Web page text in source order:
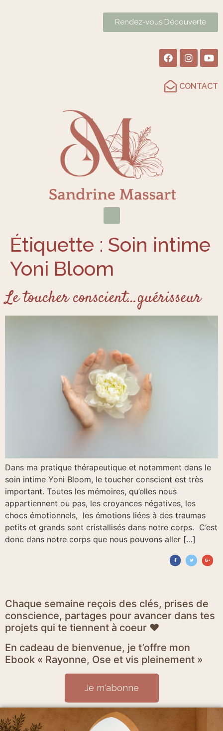
Rendez-vous Découverte
CONTACT
Étiquette : Soin intime
Yoni Bloom
Le toucher conscient…guérisseur
Dans ma pratique thérapeutique et notamment dans le
soin intime Yoni Bloom, le toucher conscient est très
important. Toutes les mémoires, qu’elles nous
appartiennent ou pas, les croyances négatives, les
chocs émotionnels, les émotions liées à des traumas
petits et grands sont cristallisés dans notre corps. C’est
donc dans notre corps que nous pouvons aller […]
Chaque semaine reçois des clés, prises de
conscience, partages pour avancer dans tes
projets qui te tiennent à coeur ♥
En cadeau de bienvenue, je t’offre mon
Ebook « Rayonne, Ose et vis pleinement »
Je m'abonne